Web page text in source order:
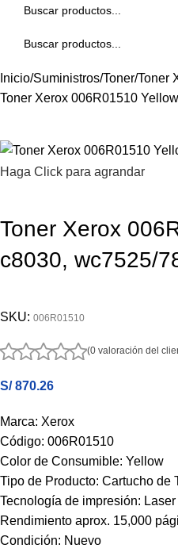
Inicio Suministros Toner Toner
Toner Xerox 006R01510
Haga Click para agrandar
Toner Xerox
c8030, wc7525/
SKU: 006R01510
(0 valoración del
S/870.26
Marca: Xerox
Código: 006R01510
Color de Consumible: Yellow
Tipo de Producto: Cartucho de
Tecnología de impresión: Laser
Rendimiento aprox. 15,000
Condición: Nuevo